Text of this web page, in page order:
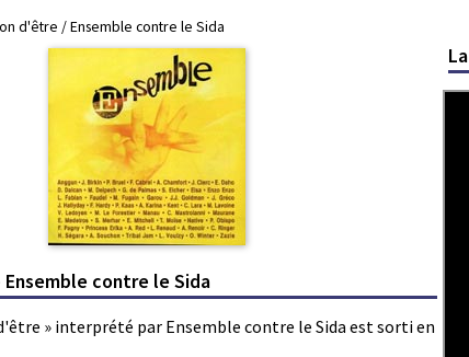
d'être / Ensemble contre le Sida
contre le Sida
» interprété par Ensemble contre le Sida est sorti en